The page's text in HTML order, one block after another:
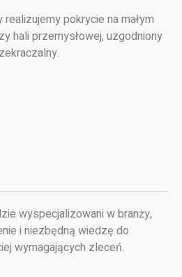
pokrycie na małym
hali przemysłowej, uzgodniony
wyspecjalizowani w branży,
i niezbędną wiedzę do
wymagających zleceń.